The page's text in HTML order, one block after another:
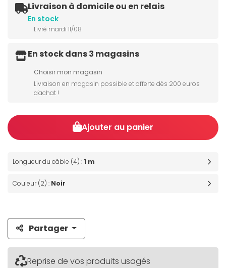
Livraison à domicile ou en relais
En stock
Livré mardi 11/08
En stock dans 3 magasins
Choisir mon magasin
Livraison en magasin possible et offerte dès 200 euros
d'achat !
Ajouter au panier
Longueur du câble (4) :1 m
Couleur (2) : Noir
Partager
Reprise de vos produits usagés